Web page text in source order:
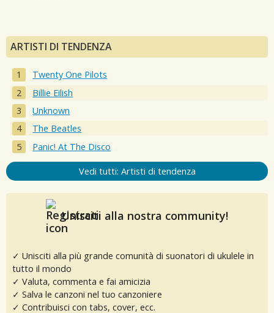
ARTISTI DI TENDENZA
Twenty One Pilots
Billie Eilish
Unknown
The Beatles
Panic! At The Disco
Vedi tutti: Artisti di tendenza
Unisciti alla nostra community!
✓ Unisciti alla più grande comunità di suonatori di ukulele in
tutto il mondo
✓ Valuta, commenta e fai amicizia
✓ Salva le canzoni nel tuo canzoniere
✓ Contribuisci con tabs, cover, ecc.